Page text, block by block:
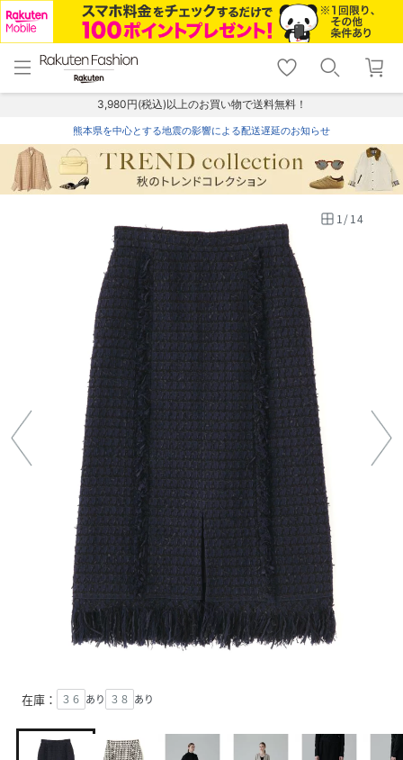
menu home
トップ
shopping_cart lock_outline
ログイン
3,980円(税込)以上のお買い物で送料無料！
熊本県を中心とする地震の影響による配送遅延のお知らせ
1/14
在庫： ３６ あり ３８ あり